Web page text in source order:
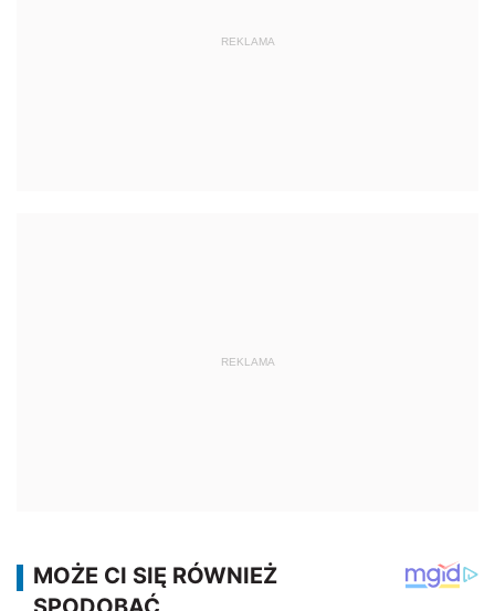
REKLAMA
REKLAMA